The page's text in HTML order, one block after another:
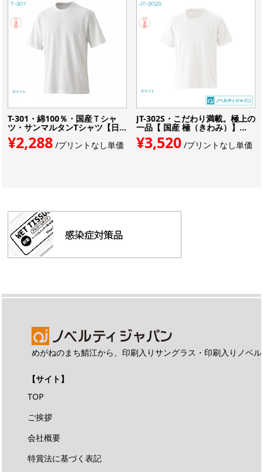
T-301・綿100％・国産Ｔシャ
ツ・サンマルタンTシャツ【日...
¥2,288/プリントなし単価
JT-302S・こだわり満載。極上の
一品【 国産 極（きわみ）】...
¥3,520/プリントなし単価
めがねのまち鯖江から、印刷入りサングラス・印刷入りノベ
【サイト】
TOP
ご挨拶
会社概要
特賞法に基づく表記